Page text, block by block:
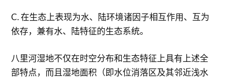
C. 在生态上表现为水、陆环境诸因子相互作用、互为
依存，兼有水、陆特征的生态系统。
八里河湿地不仅在时空分布和生态特征上具有上述全
部特点，而且湿地面积（即水位消落区及其邻近浅水